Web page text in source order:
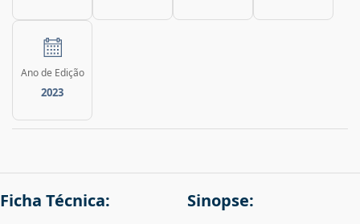
Ano de Edição
2023
Ficha Técnica: Sinopse: